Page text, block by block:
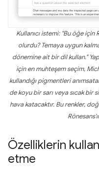
Kullanıcı istemi: "Bu öğe
olurdu? Temaya uygun
dönemine ait bir dil kullan."
için en muhteşem seçim,
kullandığı pigmentleri
de koyu bir sarı veya sıcak bir
hava katacaktır. Bu renkler,
Özelliklerin
etme